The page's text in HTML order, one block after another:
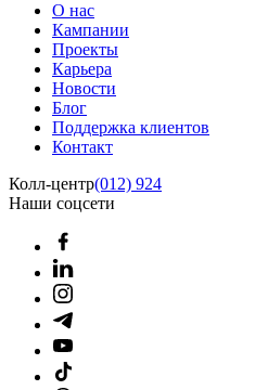
О нас
Кампании
Проекты
Карьера
Новости
Блог
Поддержка клиентов
Контакт
Колл-центр(012) 924
Наши соцсети